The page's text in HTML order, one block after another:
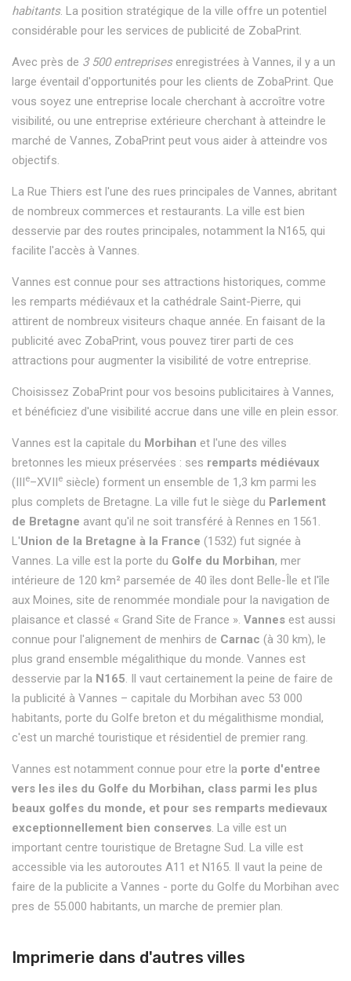
habitants. La position stratégique de la ville offre un potentiel
considérable pour les services de publicité de ZobaPrint.
Avec près de 3 500 entreprisesenregistrées à Vannes, il y a un
large éventail d'opportunités pour les clients de ZobaPrint. Que
vous soyez une entreprise locale cherchant à accroître votre
visibilité, ou une entreprise extérieure cherchant à atteindre le
marché de Vannes, ZobaPrint peut vous aider à atteindre vos
objectifs.
La Rue Thiers est l'une des rues principales de Vannes, abritant
de nombreux commerces et restaurants. La ville est bien
desservie par des routes principales, notamment la N165, qui
facilite l'accès à Vannes.
Vannes est connue pour ses attractions historiques, comme
les remparts médiévaux et la cathédrale Saint-Pierre, qui
attirent de nombreux visiteurs chaque année. En faisant de la
publicité avec ZobaPrint, vous pouvez tirer parti de ces
attractions pour augmenter la visibilité de votre entreprise.
Choisissez ZobaPrint pour vos besoins publicitaires à Vannes,
et bénéficiez d'une visibilité accrue dans une ville en plein essor.
Vannes est la capitale du Morbihan et l'une des villes
bretonnes les mieux préservées : ses remparts médiévaux
(IIIe–XVIIe siècle) forment un ensemble de 1,3 km parmi les
plus complets de Bretagne. La ville fut le siège du Parlement
de Bretagne avant qu'il ne soit transféré à Rennes en 1561.
L'Union de la Bretagne à la France (1532) fut signée à
Vannes. La ville est la porte du Golfe du Morbihan, mer
intérieure de 120 km² parsemée de 40 îles dont Belle-Île et l'île
aux Moines, site de renommée mondiale pour la navigation de
plaisance et classé « Grand Site de France ». Vannes est aussi
connue pour l'alignement de menhirs de Carnac (à 30 km), le
plus grand ensemble mégalithique du monde. Vannes est
desservie par la N165. Il vaut certainement la peine de faire de
la publicité à Vannes – capitale du Morbihan avec 53 000
habitants, porte du Golfe breton et du mégalithisme mondial,
c'est un marché touristique et résidentiel de premier rang.
Vannes est notamment connue pour etre la porte d'entree
vers les iles du Golfe du Morbihan, class parmi les plus
beaux golfes du monde, et pour ses remparts medievaux
exceptionnellement bien conserves. La ville est un
important centre touristique de Bretagne Sud. La ville est
accessible via les autoroutes A11 et N165. Il vaut la peine de
faire de la publicite a Vannes - porte du Golfe du Morbihan avec
pres de 55.000 habitants, un marche de premier plan.
Imprimerie dans d'autres villes